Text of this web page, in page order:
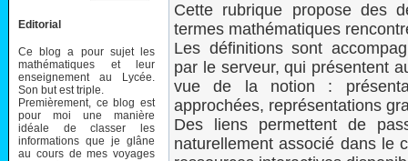
Editorial
Ce blog a pour sujet les
mathématiques et leur
enseignement au Lycée.
Son but est triple.
Premièrement, ce blog est
pour moi une manière
idéale de classer les
informations que je glâne
au cours de mes voyages
Cette rubrique propose des
termes mathématiques
Les définitions sont
par le serveur, qui présentent
vue de la notion :
approchées, représentations
Des liens permettent de
naturellement associé dans le